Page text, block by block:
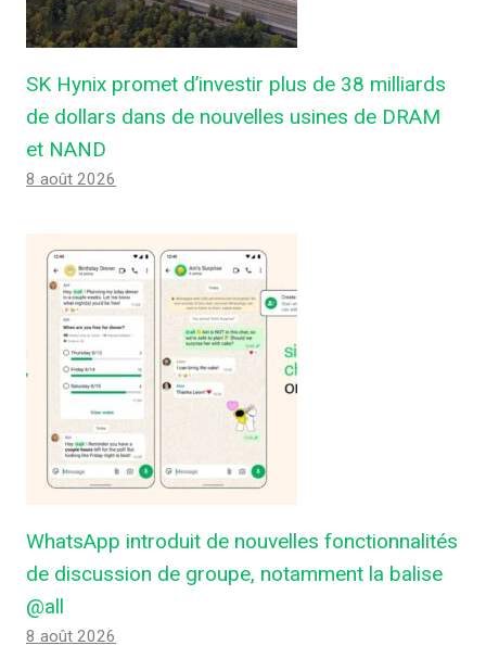
SK Hynix promet d’investir plus de 38 milliards
de dollars dans de nouvelles usines de DRAM
et NAND
8 août 2026
WhatsApp introduit de nouvelles fonctionnalités
de discussion de groupe, notamment la balise
@all
8 août 2026